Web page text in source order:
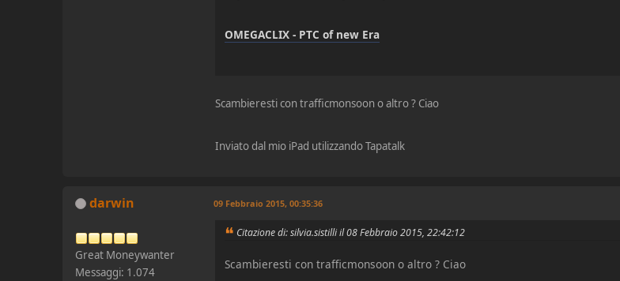
OMEGACLIX - PTC of new Era
Scambieresti con trafficmonsoon o altro ? Ciao
Inviato dal mio iPad utilizzando Tapatalk
darwin
Great Moneywanter
Messaggi: 1.074
09 Febbraio 2015, 00:35:36
Citazione di: silvia.sistilli il 08 Febbraio 2015, 22:42:12
Scambieresti con trafficmonsoon o altro ? Ciao